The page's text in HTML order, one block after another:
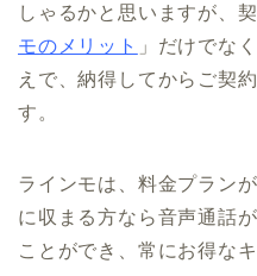
しゃるかと思いますが、
モのメリット
」だけでな
えで、納得してからご契
す。
ラインモは、料金プラン
に収まる方なら音声通話
ことができ、常にお得な